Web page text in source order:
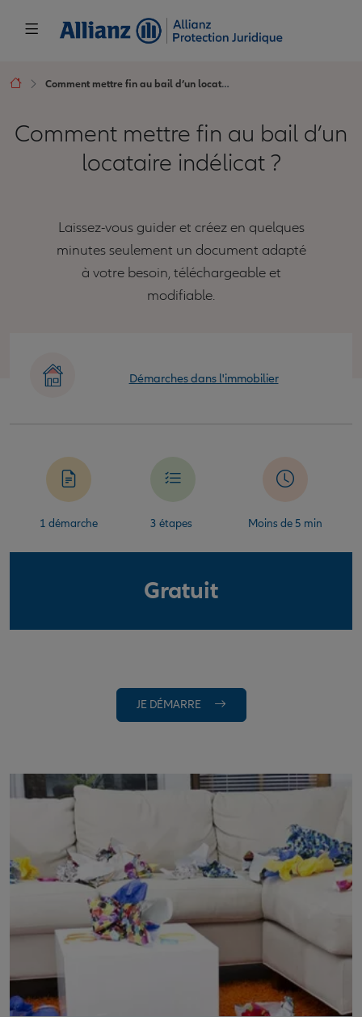
Comment mettre fin au bail d’un locataire indélicat ?
Comment mettre fin au bail d’un
locataire indélicat ?
Laissez-vous guider et créez en quelques
minutes seulement un document adapté
à votre besoin, téléchargeable et
modifiable.
Démarches dans l'immobilier
1 démarche 3 étapes Moins de 5 min
Gratuit
JE DÉMARRE